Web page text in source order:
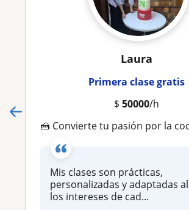
Laura
Primera clase gratis
$ 50000/h
🍰 Convierte tu pasión por la cocina en habilidades reales. Aprende pastelería, sushi, pizza y más con
Mis clases son prácticas,
personalizadas y adaptadas
los intereses de cad...